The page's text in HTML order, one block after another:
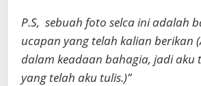
P.S, sebuah foto selca ini adalah
ucapan yang telah kalian berikan
dalam keadaan bahagia, jadi aku
yang telah aku tulis.)”